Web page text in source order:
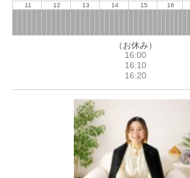
11 12 13 14 15 16
（お休み）